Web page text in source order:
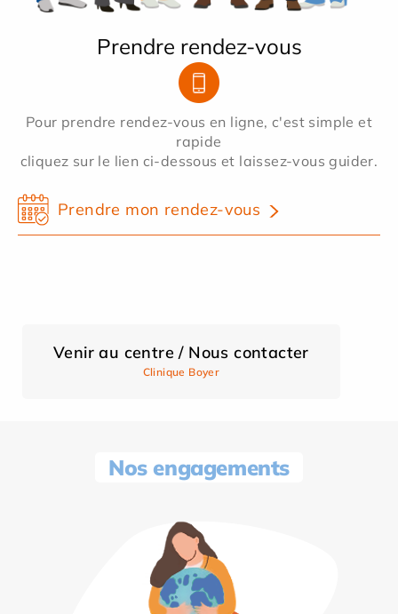
Prendre rendez-vous
Pour prendre rendez-vous en ligne, c'est simple et
rapide
cliquez sur le lien ci-dessous et laissez-vous guider.
Prendre mon rendez-vous
Venir au centre / Nous contacter
Clinique Boyer
Nos engagements